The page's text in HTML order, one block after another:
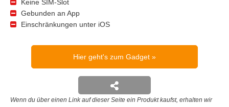
Keine SIM-Slot
Gebunden an App
Einschränkungen unter iOS
Hier geht's zum Gadget
Wenn du über einen Link auf dieser Seite ein Produkt kaufst, erhalten wir